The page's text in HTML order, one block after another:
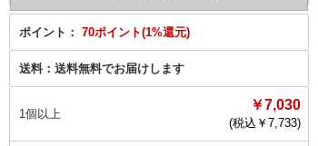
ポイント： 70ポイント(1%還元)
送料： 送料無料でお届けします
1個以上
￥7,030
(税込￥ 7,733)